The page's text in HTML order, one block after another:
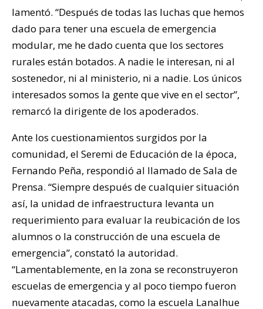
lamentó. “Después de todas las luchas que hemos
dado para tener una escuela de emergencia
modular, me he dado cuenta que los sectores
rurales están botados. A nadie le interesan, ni al
sostenedor, ni al ministerio, ni a nadie. Los únicos
interesados somos la gente que vive en el sector”,
remarcó la dirigente de los apoderados.
Ante los cuestionamientos surgidos por la
comunidad, el Seremi de Educación de la época,
Fernando Peña, respondió al llamado de Sala de
Prensa. “Siempre después de cualquier situación
así, la unidad de infraestructura levanta un
requerimiento para evaluar la reubicación de los
alumnos o la construcción de una escuela de
emergencia”, constató la autoridad.
“Lamentablemente, en la zona se reconstruyeron
escuelas de emergencia y al poco tiempo fueron
nuevamente atacadas, como la escuela Lanalhue